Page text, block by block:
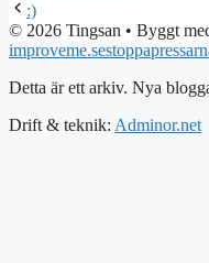
:)
© 2026 Tingsan • Byggt
improveme.se
Detta är ett arkiv. Nya
Drift & teknik: Adminor.net